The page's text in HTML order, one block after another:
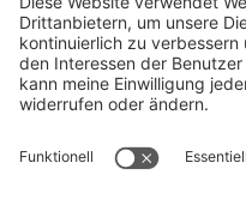
Impressum
Impressum
Cookie-Richtlinie (EU)